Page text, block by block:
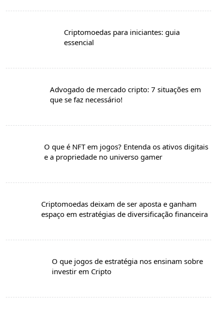
Criptomoedas para iniciantes: guia
essencial
Advogado de mercado cripto: 7 situações em
que se faz necessário!
O que é NFT em jogos? Entenda os ativos digitais
e a propriedade no universo gamer
Criptomoedas deixam de ser aposta e ganham
espaço em estratégias de diversificação financeira
O que jogos de estratégia nos ensinam sobre
investir em Cripto